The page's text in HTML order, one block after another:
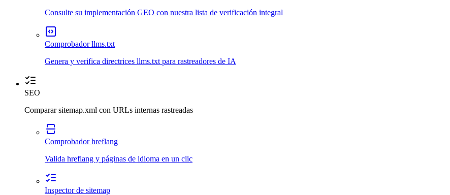
Consulte su implementación GEO con nuestra lista de verificación integral
Comprobador llms.txt
Genera y verifica directrices llms.txt para rastreadores de IA
SEO
Comparar sitemap.xml con URLs internas rastreadas
Comprobador hreflang
Valida hreflang y páginas de idioma en un clic
Inspector de sitemap